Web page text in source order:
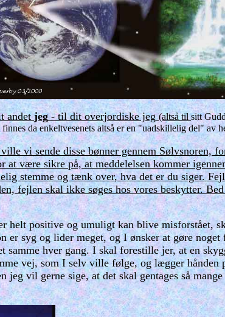
andetjeg- til dit overjordiske jeg(altså tilsitt
da enkeltvesenets altså er en "uadskillelig del" av
vi sende disse bønner gennem Sølvsnoren,
at være sikre på, at meddelelsen kommer
stemme og tænk over, hva det er du siger.
fejlen skal ikke søges hos vores beskytter.
helt positive og umuligt kan blive misforstået,
er syg og lider meget, og I ønsker at gøre
samme hver gang. I skal forestille jer, at en
vej, som I selv ville følge, og lægger hånden
jeg vil gerne sige, at det skal gentages så